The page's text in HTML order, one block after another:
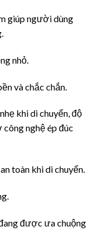
giúp người dùng
nhỏ.
và chắc chắn.
khi di chuyển, độ
nghệ ép đúc
toàn khi di chuyển.
được ưa chuộng